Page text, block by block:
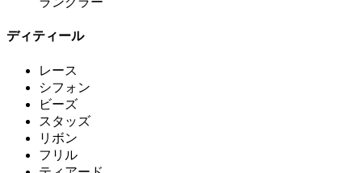
ディティール
レース
シフォン
ビーズ
スタッズ
リボン
フリル